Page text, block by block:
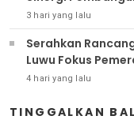
3 hari yang lalu
Serahkan
Luwu Fokus
4 hari yang lalu
TINGGALKAN